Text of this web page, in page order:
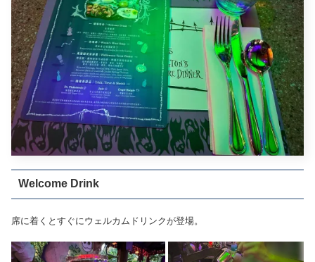
Welcome Drink
席に着くとすぐにウェルカムドリンクが登場。